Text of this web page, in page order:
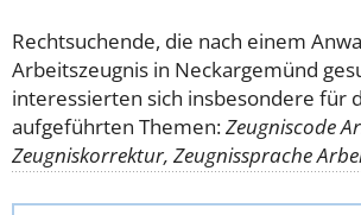
Rechtsuchende, die nach einem
Arbeitszeugnis in Neckargemünd
interessierten sich insbesondere für
aufgeführten Themen:Zeugniscode
Zeugniskorrektur, Zeugnissprache